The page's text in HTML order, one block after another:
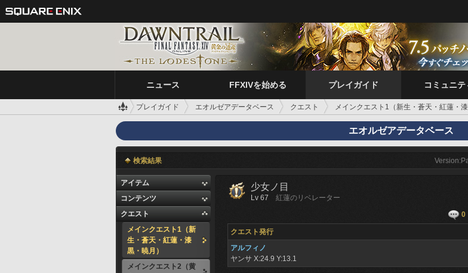
ニュース FFXIVを始める プレイガイド コミュニテ
プレイガイド エオルゼアデータベース クエスト メインクエスト1（新生・蒼天・紅蓮・漆
エオルゼアデータベース
検索結果
アイテム
コンテンツ
クエスト
メインクエスト1（新
生・蒼天・紅蓮・漆
黒・暁月）
メインクエスト2（黄
少女ノ目
Lv 67
紅蓮のリベレーター
0
クエスト発行
アルフィノ
ヤンサ X:24.9 Y:13.1